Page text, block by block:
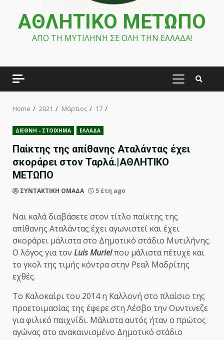
ΑΘΛΗΤΙΚΟ ΜΕΤΩΠΟ
ΑΠΟ ΤΗ ΜΥΤΙΛΗΝΗ ΣΕ ΟΛΗ ΤΗΝ ΕΛΛΑΔΑ!
PRIMARY
Home 2021 Μάρτιος 17
ΔΙΕΘΝΗ - ΣΤΟΙΧΗΜΑ ΕΛΛΑΔΑ
Παίκτης της απίθανης Αταλάντας έχει
σκοράρει στον Ταρλά.|ΑΘΛΗΤΙΚΟ
ΜΕΤΩΠΟ
ΣΥΝΤΑΚΤΙΚΗ ΟΜΑΔΑ 5 έτη ago
Ναι καλά διαβάσετε στον τίτλο παίκτης της
απίθανης Αταλάντας έχει αγωνιστεί και έχει
σκοράρει μάλιστα στο Δημοτικό στάδιο Μυτιλήνης.
Ο λόγος για τον Luis Murielπου μάλιστα πέτυχε και
το γκολ της τιμής κόντρα στην Ρεαλ Μαδρίτης
εχθές.
Το Καλοκαίρι του 2014 η Καλλονή στο πλαίσιο της
προετοιμασίας της έφερε στη Λέσβο την Ουντινεζε
για φιλικό παιχνίδι. Μάλιστα αυτός ήταν ο πρώτος
αγώνας στο ανακαινισμένο Δημοτικό στάδιο